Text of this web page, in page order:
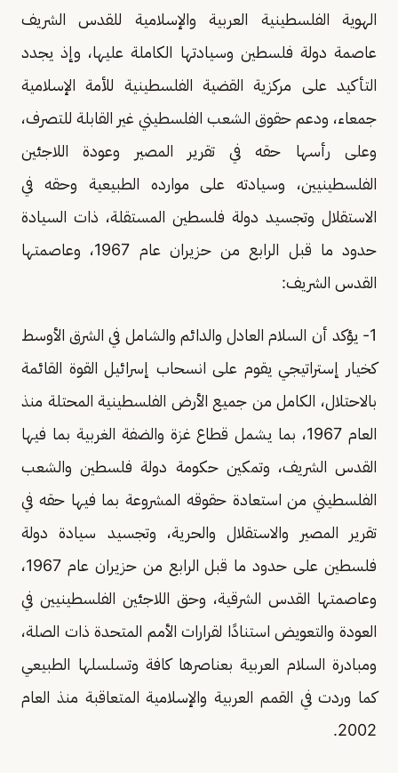
الهوية الفلسطينية العربية والإسلامية للقدس الشريف
عاصمة دولة فلسطين وسيادتها الكاملة عليها، وإذ يجدد
التأكيد على مركزية القضية الفلسطينية للأمة الإسلامية
جمعاء، ودعم حقوق الشعب الفلسطيني غير القابلة للتصرف،
وعلى رأسها حقه في تقرير المصير وعودة اللاجئين
الفلسطينيين، وسيادته على موارده الطبيعية وحقه في
الاستقلال وتجسيد دولة فلسطين المستقلة، ذات السيادة
حدود ما قبل الرابع من حزيران عام 1967، وعاصمتها
القدس الشريف:
1- يؤكد أن السلام العادل والدائم والشامل في الشرق الأوسط
كخيار إستراتيجي يقوم على انسحاب إسرائيل القوة القائمة
بالاحتلال، الكامل من جميع الأرض الفلسطينية المحتلة منذ
العام 1967، بما يشمل قطاع غزة والضفة الغربية بما فيها
القدس الشريف، وتمكين حكومة دولة فلسطين والشعب
الفلسطيني من استعادة حقوقه المشروعة بما فيها حقه في
تقرير المصير والاستقلال والحرية، وتجسيد سيادة دولة
فلسطين على حدود ما قبل الرابع من حزيران عام 1967،
وعاصمتها القدس الشرقية، وحق اللاجئين الفلسطينيين في
العودة والتعويض استنادًا لقرارات الأمم المتحدة ذات الصلة،
ومبادرة السلام العربية بعناصرها كافة وتسلسلها الطبيعي
كما وردت في القمم العربية والإسلامية المتعاقبة منذ العام
2002.